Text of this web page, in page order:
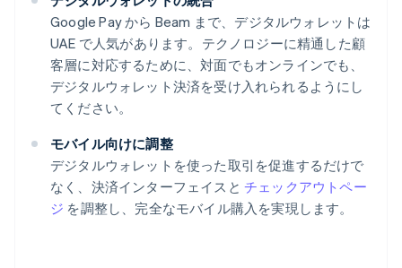
Google Pay から Beam まで、デジタルウォレットは
UAE で人気があります。テクノロジーに精通した顧
客層に対応するために、対面でもオンラインでも、
デジタルウォレット決済を受け入れられるようにし
てください。
モバイル向けに調整
デジタルウォレットを使った取引を促進するだけで
なく、決済インターフェイスと チェックアウトペー
ジ を調整し、完全なモバイル購入を実現します。